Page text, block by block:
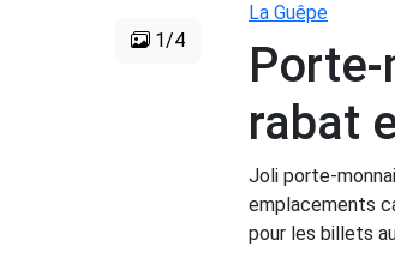
1/4
La Guêpe
rabat
Joli porte-
emplacements
pour les billets